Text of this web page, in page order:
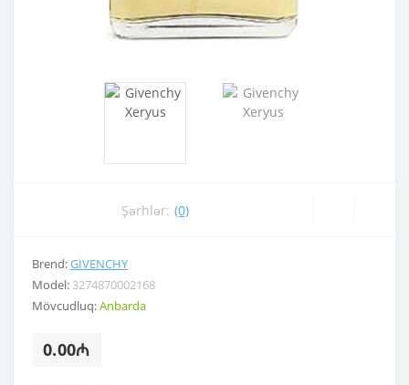
Şərhlər: (0)
Brend:GIVENCHY
Model: 3274870002168
Mövcudluq:Anbarda
0.00₼